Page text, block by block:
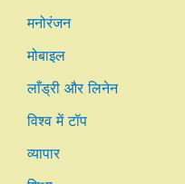
मनोरंजन
मोबाइल
लाँड्री और लिनेन
विश्व में टॉप
व्यापार